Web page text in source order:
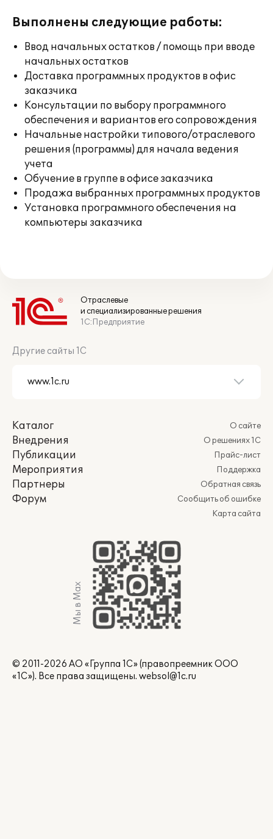
Выполнены следующие работы:
Ввод начальных остатков / помощь при вводе
начальных остатков
Доставка программных продуктов в офис
заказчика
Консультации по выбору программного
обеспечения и вариантов его сопровождения
Начальные настройки типового/отраслевого
решения (программы) для начала ведения
учета
Обучение в группе в офисе заказчика
Продажа выбранных программных продуктов
Установка программного обеспечения на
компьютеры заказчика
Отраслевые
и специализированные решения
1С:Предприятие
Другие сайты 1С
Каталог
Внедрения
Публикации
Мероприятия
Партнеры
Форум
О сайте
О решениях 1С
Прайс-лист
Поддержка
Обратная связь
Сообщить об ошибке
Карта сайта
Мы в Max
© 2011-2026 АО «Группа 1С» (правопреемник ООО
«1С»). Все права защищены. websol@1c.ru